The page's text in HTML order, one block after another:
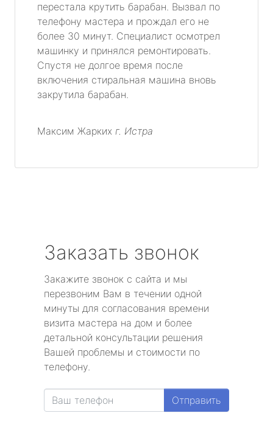
перестала крутить барабан. Вызвал по
телефону мастера и прождал его не
более 30 минут. Специалист осмотрел
машинку и принялся ремонтировать.
Спустя не долгое время после
включения стиральная машина вновь
закрутила барабан.
Максим Жарких г. Истра
Заказать звонок
Закажите звонок с сайта и мы
перезвоним Вам в течении одной
минуты для согласования времени
визита мастера на дом и более
детальной консультации решения
Вашей проблемы и стоимости по
телефону.
Отправить